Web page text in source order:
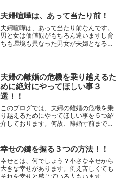
い方ひとつで夫婦の関係が良くも悪くも
変わることが...
夫婦喧嘩は、あって当たり前！
夫婦喧嘩は、あって当たり前なんです。
男と女は価値観がもちろん違いますし育
ちも環境も異なった男女が夫婦となるの
御覧ください。
夫婦の離婚の危機を乗り越えるた
めに絶対にやってほしい事３
選！！
このブログでは、夫婦の離婚の危機を乗
り越えるためにやってほしい事を５つ紹
介しております。何故、離婚寸前までい
ル依存症ギャンブルにのめり込むのは、
家庭の崩壊に繋がります。...
幸せの鍵を握る３つの方法！！
幸せとは、何でしょう？小さな幸せから
大きな幸せがあります。例え苦しくても
それを幸せと感じている人もいます。こ